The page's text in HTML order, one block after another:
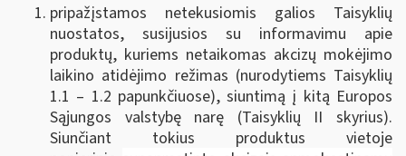
pripažįstamos netekusiomis galios Taisyklių
nuostatos, susijusios su informavimu apie
produktų, kuriems netaikomas akcizų mokėjimo
laikino atidėjimo režimas (nurodytiems Taisyklių
1.1 – 1.2 papunkčiuose), siuntimą į kitą Europos
Sąjungos valstybę narę (Taisyklių II skyrius).
Siunčiant tokius produktus vietoje